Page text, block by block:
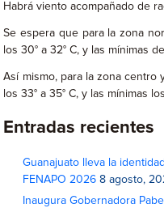
Habrá viento acompañado de
Se espera que para la zona
los 30° a 32° C, y las mínimas
Así mismo, para la zona centro
los 33° a 35° C, y las mínimas los
Entradas recientes
Guanajuato lleva la
FENAPO 2026 8 agosto,
Inaugura Gobernadora